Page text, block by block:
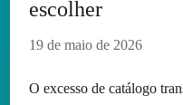
escolher
19 de maio de 2026
O excesso de catálogo